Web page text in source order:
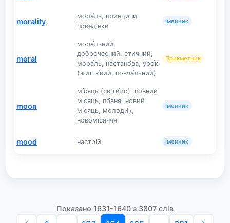
morality
мора́ль, принципи
поведінки
Іменник
moral
мора́льний,
доброче́сний, ети́чний,
мора́ль, настано́ва, уро́к
(життє́вий, повча́льний)
Прикметник
moon
мі́сяць (світи́ло), по́вний
мі́сяць, по́вня, но́вий
мі́сяць, молоди́к,
новомі́сяччя
Іменник
mood настрій Іменник
Показано 1631-1640 з 3807 слів